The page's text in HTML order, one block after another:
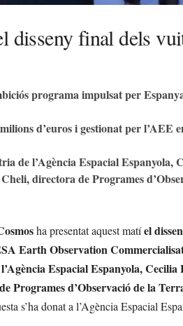
disseny final dels
programa impulsat per
d’euros i gestionat per l’AEE
de l’Agència Espacial Espanyola,
directora de Programes
ha presentat aquest matíel
Earth Observation
Espacial Espanyola, Cecilia
Programes d’Observació de la
s’ha donat a l’Agència Espacial